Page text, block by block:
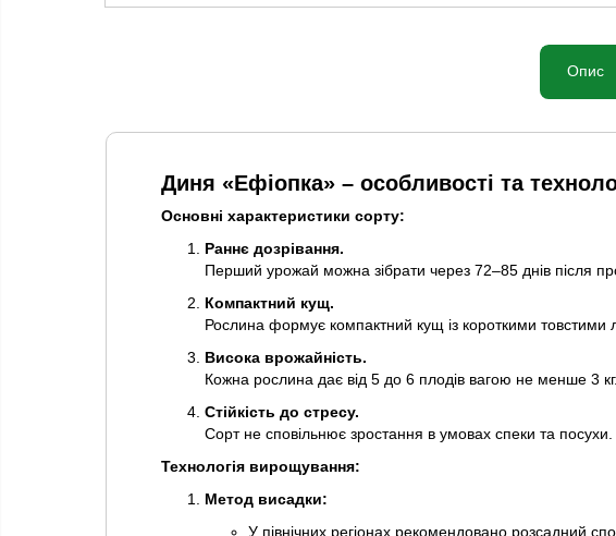
Опис
Диня «Ефіопка» – особливості та
Основні характеристики сорту:
Раннє дозрівання.
Перший урожай можна зібрати через 72–85 днів після
Компактний кущ.
Рослина формує компактний кущ із короткими товстими
Висока врожайність.
Кожна рослина дає від 5 до 6 плодів вагою не менше 3
Стійкість до стресу.
Сорт не сповільнює зростання в умовах спеки та посухи.
Технологія вирощування:
Метод висадки:
У північних регіонах рекомендовано розсадний